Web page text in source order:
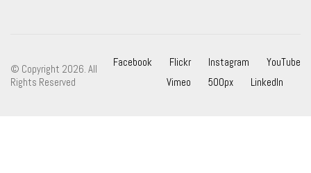
Facebook Flickr Instagram
YouTube
Vimeo
500px LinkedIn
© Copyright 2026. All
Rights Reserved